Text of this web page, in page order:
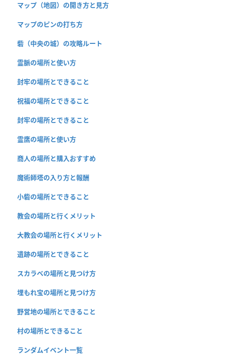
マップ（地図）の開き方と見方
マップのピンの打ち方
砦（中央の城）の攻略ルート
霊脈の場所と使い方
封牢の場所とできること
祝福の場所とできること
封牢の場所とできること
霊鷹の場所と使い方
商人の場所と購入おすすめ
魔術師塔の入り方と報酬
小砦の場所とできること
教会の場所と行くメリット
大教会の場所と行くメリット
遺跡の場所とできること
スカラベの場所と見つけ方
埋もれ宝の場所と見つけ方
野営地の場所とできること
村の場所とできること
ランダムイベント一覧